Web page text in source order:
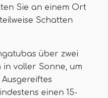
Sie an einem Ort
Schatten
über zwei
in voller Sonne, um
einen 15-